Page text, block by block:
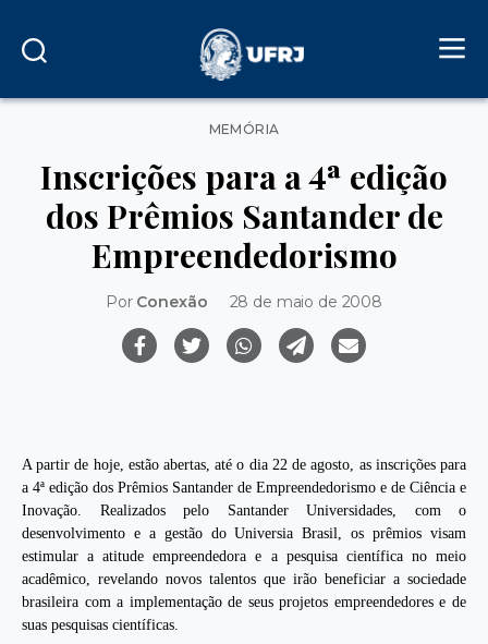
Categorias
MEMÓRIA
Inscrições para a 4ª edição
dos Prêmios Santander de
Empreendedorismo
Por Conexão 28 de maio de 2008
A partir de hoje, estão abertas, até o dia 22 de agosto, as inscrições para
a 4ª edição dos Prêmios Santander de Empreendedorismo e de Ciência e
Inovação. Realizados pelo Santander Universidades, com o
desenvolvimento e a gestão do Universia Brasil, os prêmios visam
estimular a atitude empreendedora e a pesquisa científica no meio
acadêmico, revelando novos talentos que irão beneficiar a sociedade
brasileira com a implementação de seus projetos empreendedores e de
suas pesquisas científicas.